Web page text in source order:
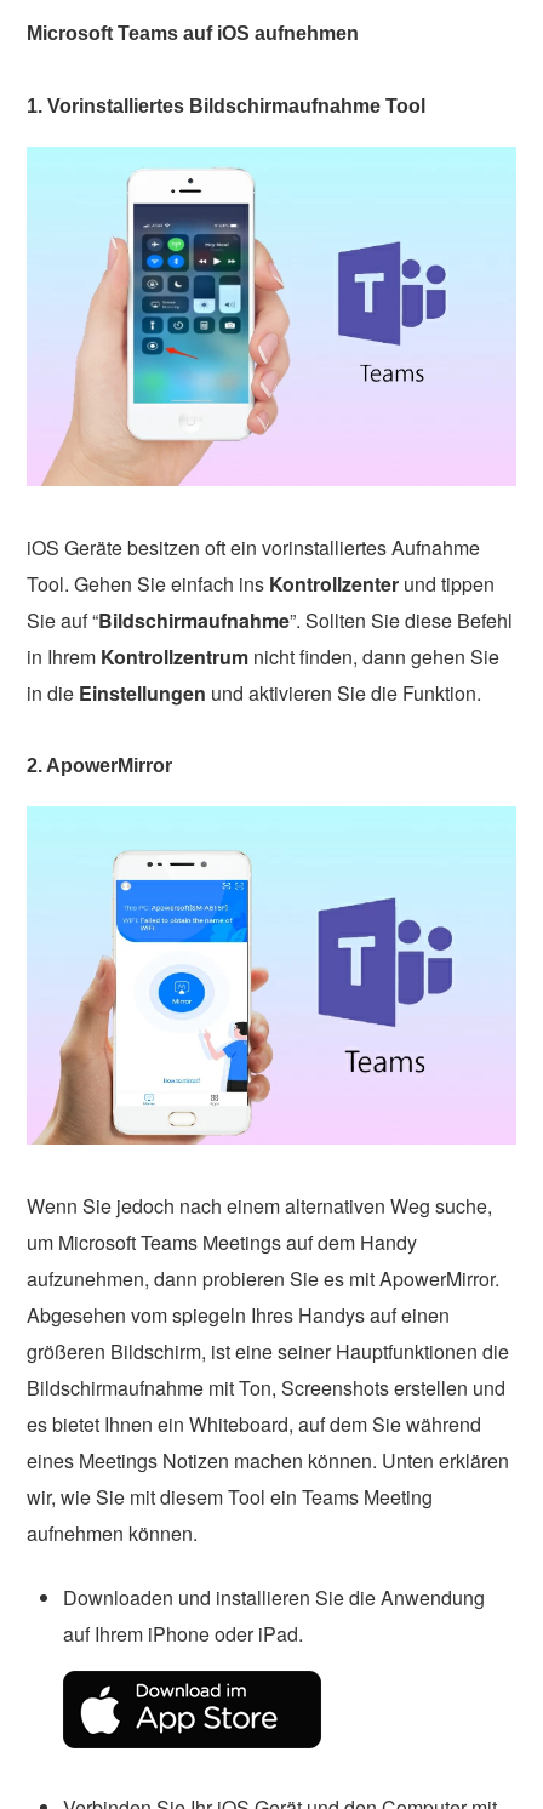
Microsoft Teams auf iOS aufnehmen
1. Vorinstalliertes Bildschirmaufnahme Tool
iOS Geräte besitzen oft ein vorinstalliertes Aufnahme
Tool. Gehen Sie einfach ins Kontrollzenter und tippen
Sie auf “Bildschirmaufnahme”. Sollten Sie diese Befehl
in Ihrem Kontrollzentrum nicht finden, dann gehen Sie
in die Einstellungen und aktivieren Sie die Funktion.
2. ApowerMirror
Wenn Sie jedoch nach einem alternativen Weg suche,
um Microsoft Teams Meetings auf dem Handy
aufzunehmen, dann probieren Sie es mit ApowerMirror.
Abgesehen vom spiegeln Ihres Handys auf einen
größeren Bildschirm, ist eine seiner Hauptfunktionen die
Bildschirmaufnahme mit Ton, Screenshots erstellen und
es bietet Ihnen ein Whiteboard, auf dem Sie während
eines Meetings Notizen machen können. Unten erklären
wir, wie Sie mit diesem Tool ein Teams Meeting
aufnehmen können.
Downloaden und installieren Sie die Anwendung
auf Ihrem iPhone oder iPad.